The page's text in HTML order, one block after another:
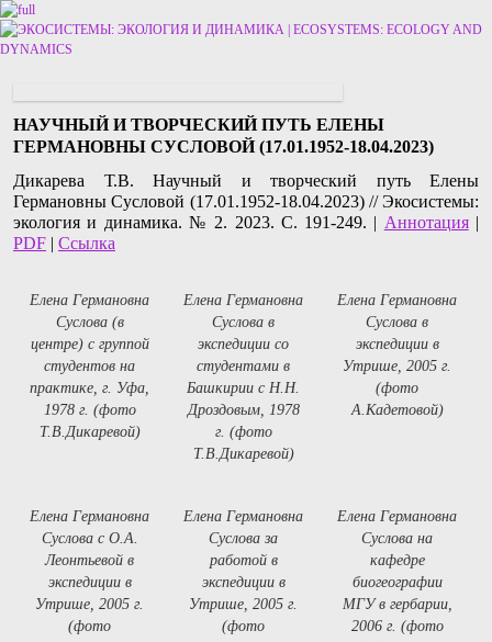
Перейти к основному содержимому
Перейти к дополнительному содержимому
НАУЧНЫЙ И ТВОРЧЕСКИЙ ПУТЬ ЕЛЕНЫ
ГЕРМАНОВНЫ СУСЛОВОЙ (17.01.1952-18.04.2023)
Дикарева Т.В. Научный и творческий путь Елены
Германовны Сусловой (17.01.1952-18.04.2023) // Экосистемы:
экология и динамика. № 2. 2023. С. 191-249. | Аннотация|
PDF | Ссылка
Елена Германовна
Суслова (в
центре) с группой
студентов на
практике, г. Уфа,
1978 г. (фото
Т.В.Дикаревой)
Елена Германовна
Суслова в
экспедиции со
студентами в
Башкирии с Н.Н.
Дроздовым, 1978
г. (фото
Т.В.Дикаревой)
Елена Германовна
Суслова в
экспедиции в
Утрише, 2005 г.
(фото
А.Кадетовой)
Елена Германовна
Суслова c О.А.
Леонтьевой в
экспедиции в
Утрише, 2005 г.
(фото
Елена Германовна
Суслова за
работой в
экспедиции в
Утрише, 2005 г.
(фото
Елена Германовна
Суслова на
кафедре
биогеографии
МГУ в гербарии,
2006 г. (фото